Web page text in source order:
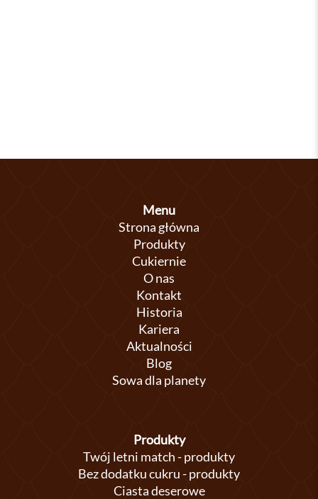
Menu
Strona główna
Produkty
Cukiernie
O nas
Kontakt
Historia
Kariera
Aktualności
Blog
Sowa dla planety
Produkty
Twój letni match - produkty
Bez dodatku cukru - produkty
Ciasta deserowe